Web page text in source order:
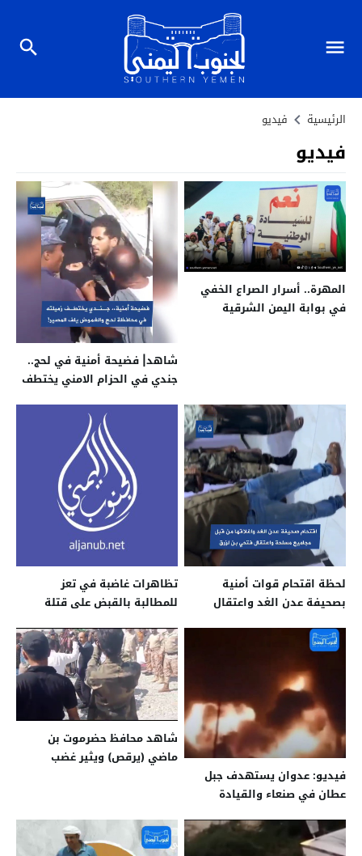
الرئيسية فيديو
فيديو
المهرة.. أسرار الصراع الخفي
في بوابة اليمن الشرقية
شاهد| فضيحة أمنية في لحج..
جندي في الحزام الامني يختطف
لحظة اقتحام قوات أمنية
بصحيفة عدن الغد واعتقال
تظاهرات غاضبة في تعز
للمطالبة بالقبض على قتلة
فيديو: عدوان يستهدف جبل
عطان في صنعاء والقيادة
الضربات
شاهد محافظ حضرموت بن
ماضي (يرقص) ويثير غضب